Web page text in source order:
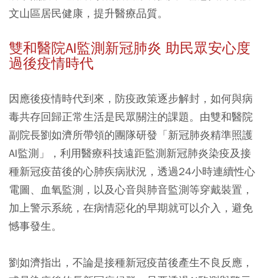
文山區居民健康，提升醫療品質。
雙和醫院AI監測新冠肺炎 助民眾安心度
過後疫情時代
因應後疫情時代到來，防疫政策逐步解封，如何與病
毒共存回歸正常生活是民眾關注的課題。由雙和醫院
副院長劉如濟所帶領的團隊研發「新冠肺炎精準照護
AI監測」，利用醫療科技遠距監測新冠肺炎染疫及接
種新冠疫苗後的心肺疾病狀況，透過24小時連續性心
電圖、血氧監測，以及心音與肺音監測等穿戴裝置，
加上警示系統，在病情惡化的早期就可以介入，避免
憾事發生。
劉如濟指出，不論是接種新冠疫苗後產生不良反應，